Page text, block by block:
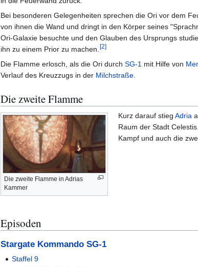
p
i
n
e
n
e
Bei besonderen Gelegenheiten sprechen die Ori vor dem
von ihnen die Wand und dringt in den Körper seines
Ori-Galaxie besuchte und den Glauben des Ursprungs
ihn zu einem Prior zu machen. [2]
Die Flamme erlosch, als die Ori durch SG-1 mit Hilfe von
Verlauf des Kreuzzugs in der Milchstraße
Die zweite Flamme
Die zweite Flamme in Adrias
Kammer
Kurz darauf stieg Adria
Raum der Stadt
Kampf und auch die
Episoden
Stargate Kommando SG-1
Staffel 9